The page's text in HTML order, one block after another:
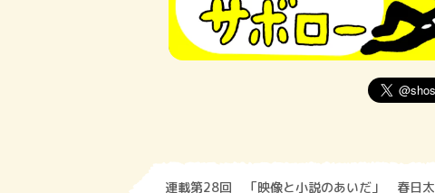
連載第28回 「映像と小説のあいだ」 春日太